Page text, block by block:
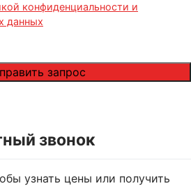
конфиденциальности и
данных
звонок
узнать цены или получить